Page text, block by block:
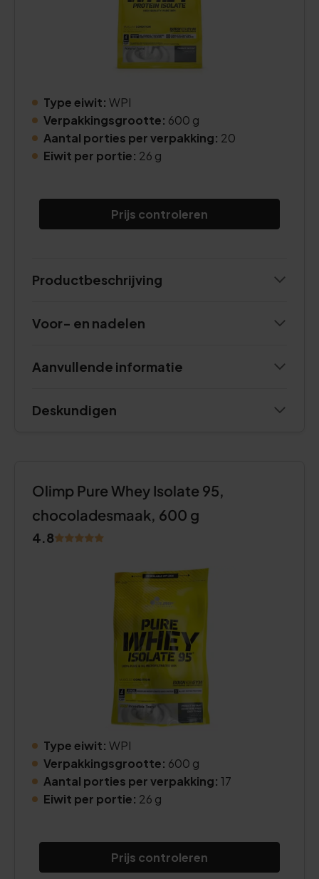
Type eiwit: WPI
Verpakkingsgrootte: 600 g
Aantal porties per verpakking: 20
Eiwit per portie: 26 g
Prijs controleren
Productbeschrijving
Voor- en nadelen
Aanvullende informatie
Deskundigen
Olimp Pure Whey Isolate 95,
chocoladesmaak, 600 g
4.8
Type eiwit: WPI
Verpakkingsgrootte: 600 g
Aantal porties per verpakking: 17
Eiwit per portie: 26 g
Prijs controleren